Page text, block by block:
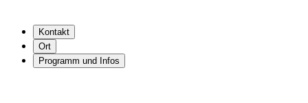
Kontakt
Ort
Programm und Infos